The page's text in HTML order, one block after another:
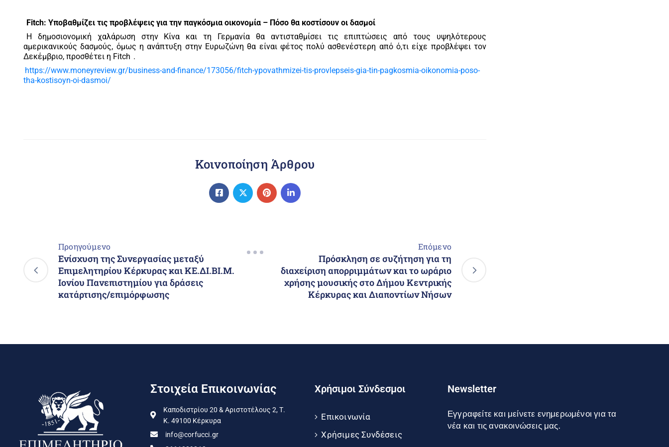
Fitch: Υποβαθμίζει τις προβλέψεις για την παγκόσμια οικονομία – Πόσο θα κοστίσουν οι δασμοί
Η δημοσιονομική χαλάρωση στην Κίνα και τη Γερμανία θα αντισταθμίσει τις επιπτώσεις από τους υψηλότερους
αμερικανικούς δασμούς, όμως η ανάπτυξη στην Ευρωζώνη θα είναι φέτος πολύ ασθενέστερη από ό,τι είχε προβλέψει τον
Δεκέμβριο, προσθέτει η Fitch .
https://www.moneyreview.gr/business-and-finance/173056/fitch-ypovathmizei-tis-provlepseis-gia-tin-pagkosmia-oikonomia-poso-
tha-kostisoyn-oi-dasmoi/
Κοινοποίηση Άρθρου
Προηγούμενο
Ενίσχυση της Συνεργασίας μεταξύ
Επιμελητηρίου Κέρκυρας και ΚΕ.ΔΙ.ΒΙ.Μ.
Ιονίου Πανεπιστημίου για δράσεις
κατάρτισης/επιμόρφωσης
Επόμενο
Πρόσκληση σε συζήτηση για τη
διαχείριση απορριμμάτων και το ωράριο
χρήσης μουσικής στο Δήμου Κεντρικής
Κέρκυρας και Διαποντίων Νήσων
Στοιχεία Επικοινωνίας
Καποδιστρίου 20 & Αριστοτέλους 2, Τ.
Κ. 49100 Κέρκυρα
info@corfucci.gr
Χρήσιμοι Σύνδεσμοι
Επικοινωνία
Χρήσιμες Συνδέσεις
Newsletter
Εγγραφείτε και μείνετε ενημερωμένοι για τα
νέα και τις ανακοινώσεις μας.